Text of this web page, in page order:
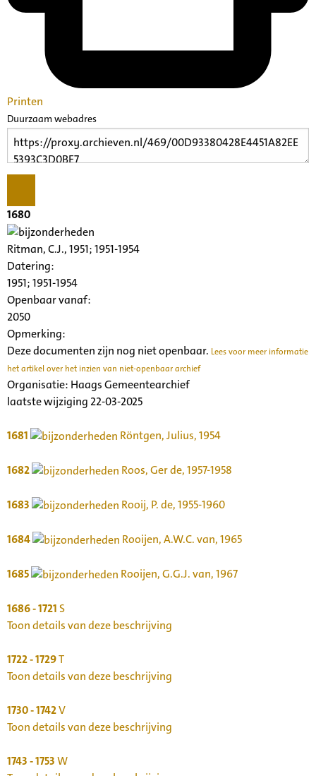
Printen
Duurzaam webadres
1680
Ritman, C.J., 1951; 1951-1954
Datering:
1951; 1951-1954
Openbaar vanaf:
2050
Opmerking:
Deze documenten zijn nog niet openbaar. Lees voor meer informatie
het artikel over het inzien van niet-openbaar archief
Organisatie: Haags Gemeentearchief
laatste wijziging 22-03-2025
1681 Röntgen, Julius, 1954
1682 Roos, Ger de, 1957-1958
1683 Rooij, P. de, 1955-1960
1684 Rooijen, A.W.C. van, 1965
1685 Rooijen, G.G.J. van, 1967
1686 - 1721 S
Toon details van deze beschrijving
1722 - 1729T
Toon details van deze beschrijving
1730 - 1742V
Toon details van deze beschrijving
1743 - 1753W